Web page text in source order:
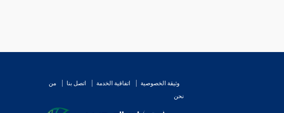
وثيقة الخصوصية اتفاقية الخدمة اتصل بنا
من
نحن